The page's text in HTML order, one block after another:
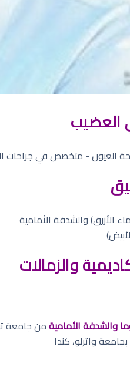
العضيب
العيون - متخصص في جراحات
الأزرق) والشدفة الأمامية
والزمالات
والشدفة الأماميةمن جامعة
بجامعة واترلو، كندا